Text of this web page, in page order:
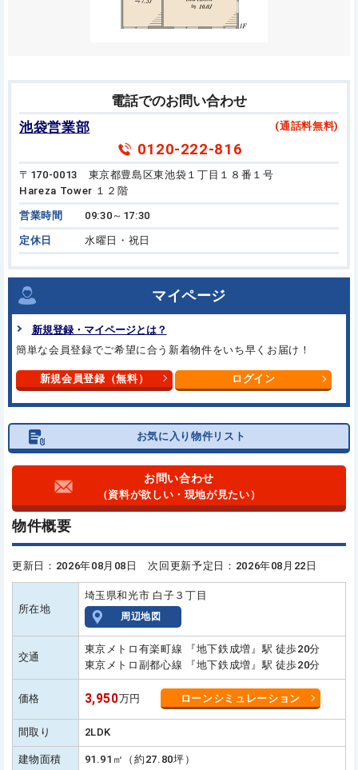
電話でのお問い合わせ
池袋営業部
(通話料無料)
0120-222-816
〒170-0013 東京都豊島区東池袋１丁目１８番１号
Hareza Tower １２階
営業時間 09:30～17:30
定休日 水曜日・祝日
マイページ
新規登録・マイページとは？
簡単な会員登録でご希望に合う 新着物件をいち早くお届け！
新規会員登録（無料） ログイン
お気に入り物件リスト
お問い合わせ
（資料が欲しい・現地が見たい）
物件概要
更新日：2026年08月08日 次回更新予定日：2026年08月22日
所在地
埼玉県和光市 白子３丁目
周辺地図
交通
東京メトロ有楽町線 『地下鉄成増』駅 徒歩20分
東京メトロ副都心線 『地下鉄成増』駅 徒歩20分
価格 3,950万円 ローンシミュレーション
間取り 2LDK
建物面積 91.91㎡（約27.80坪）